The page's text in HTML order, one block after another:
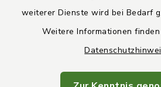
weiterer Dienste wird bei Bedarf
Weitere Informationen